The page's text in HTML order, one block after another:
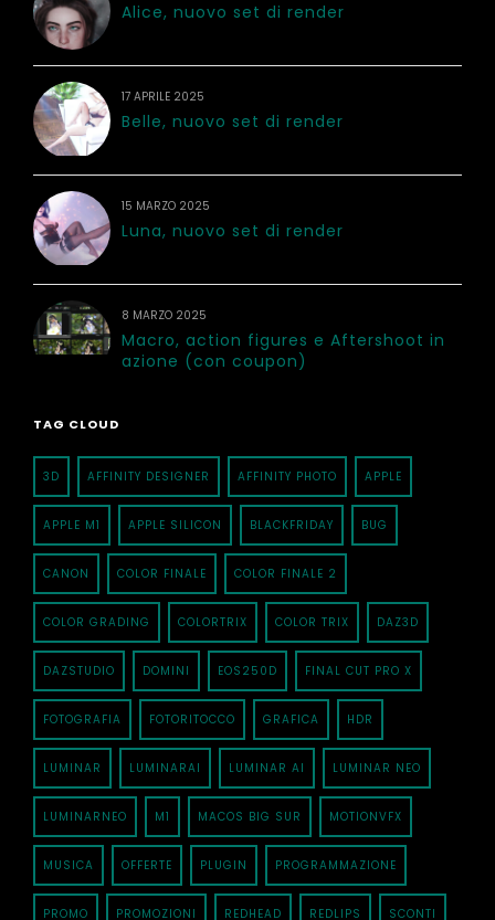
Alice, nuovo set di render
17 APRILE 2025
Belle, nuovo set di render
15 MARZO 2025
Luna, nuovo set di render
8 MARZO 2025
Macro, action figures e Aftershoot in
azione (con coupon)
TAG CLOUD
3D AFFINITY DESIGNER AFFINITY PHOTO APPLE
APPLE M1 APPLE SILICON BLACKFRIDAY BUG
CANON COLOR FINALE COLOR FINALE 2
COLOR GRADING COLORTRIX COLOR TRIX DAZ3D
DAZSTUDIO DOMINI EOS250D FINAL CUT PRO X
FOTOGRAFIA FOTORITOCCO GRAFICA HDR
LUMINAR LUMINARAI LUMINAR AI LUMINAR NEO
LUMINARNEO M1 MACOS BIG SUR MOTIONVFX
MUSICA OFFERTE PLUGIN PROGRAMMAZIONE
PROMO PROMOZIONI REDHEAD REDLIPS SCONTI